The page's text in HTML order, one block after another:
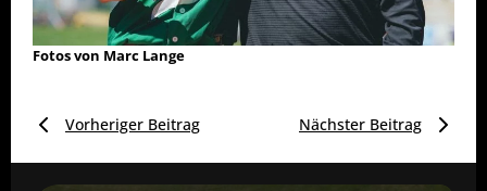
Fotos von Marc Lange
Vorheriger Beitrag Nächster Beitrag